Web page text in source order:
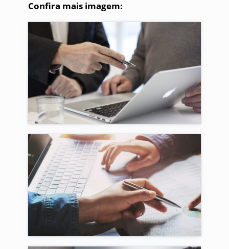
Confira mais imagem: